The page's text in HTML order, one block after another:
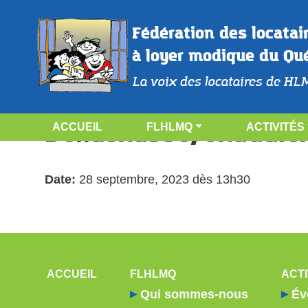
Fédération des
à loyer modique du
La voix des locataires de
NAVIGATION PRINCIPALE
ACCUEIL FLHLMQ ACTIVITÉS
Comité de liaison-
Bellachasse/
Date 28 septembre, 2023 dès 13h30
NAVIGATION PRINCIPALE
ACCUEIL FLHLMQ
Qui sommes-nous